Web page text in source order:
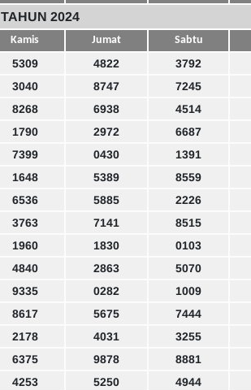
TAHUN 2024
Kamis Jumat Sabtu
5309 4822 3792
3040 8747 7245
8268 6938 4514
1790 2972 6687
7399 0430 1391
1648 5389 8559
6536 5885 2226
3763 7141 8515
1960 1830 0103
4840 2863 5070
9335 0282 1009
8617 5675 7444
2178 4031 3255
6375 9878 8881
4253 5250 4944